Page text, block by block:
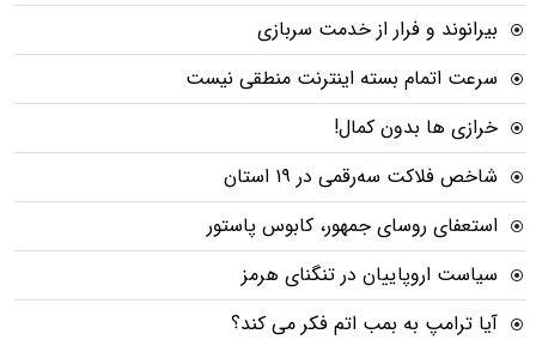
بیرانوند و فرار از خدمت سربازی
سرعت اتمام بسته‌ اینترنت منطقی نیست
خرازی ها بدون کمال!
شاخص فلاکت سه‌رقمی در ۱۹ استان
استعفای روسای جمهور، کابوس پاستور
سیاست اروپاییان در تنگنای هرمز
آیا ترامپ به بمب اتم فکر می کند؟